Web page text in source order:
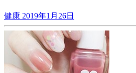
健康 2019年1月26日